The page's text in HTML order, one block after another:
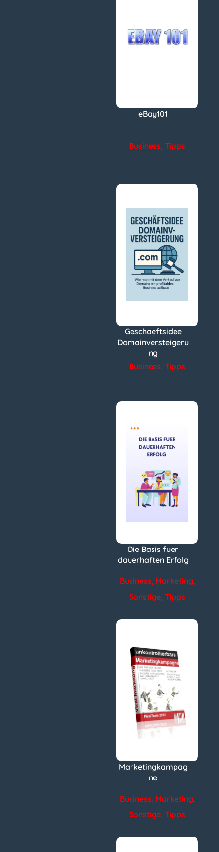
eBay101
Business,Tipps
Geschaeftsidee
Domainversteigeru
ng
Business,Tipps
Die Basis fuer
dauerhaften Erfolg
Business, Marketing,
Sonstige,Tipps
Marketingkampag
ne
Business, Marketing,
Sonstige,Tipps